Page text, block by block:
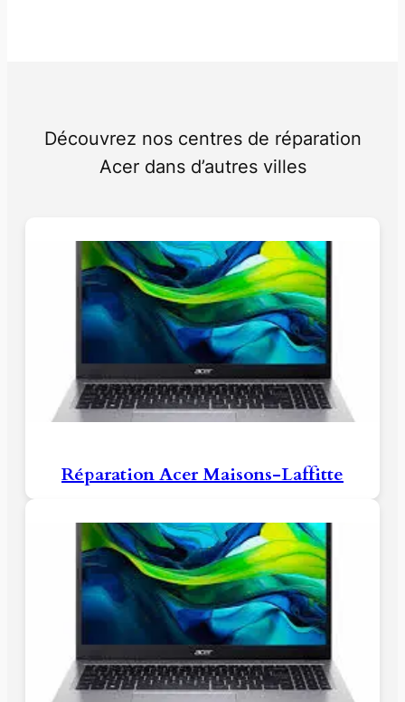
Découvrez nos centres de réparation
Acer dans d’autres villes
Réparation Acer Maisons-Laffitte